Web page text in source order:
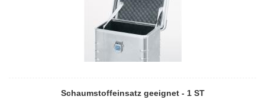
Schaumstoffeinsatz geeignet - 1 ST